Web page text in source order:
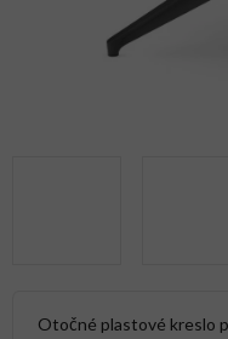
Otočné plastové kreslo